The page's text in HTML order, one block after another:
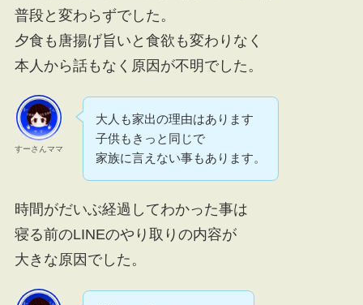
普段と変わらずでした。
夕食も唐揚げ旨いと食欲も変わりなく
本人から話もなく原因が不明でした。
すーさんママ
大人も家出の理由はあります
子供もきっと同じで
家族に言えない事もあります。
時間がだいぶ経過してわかった事は
寝る前のLINEのやり取りの内容が
大きな原因でした。